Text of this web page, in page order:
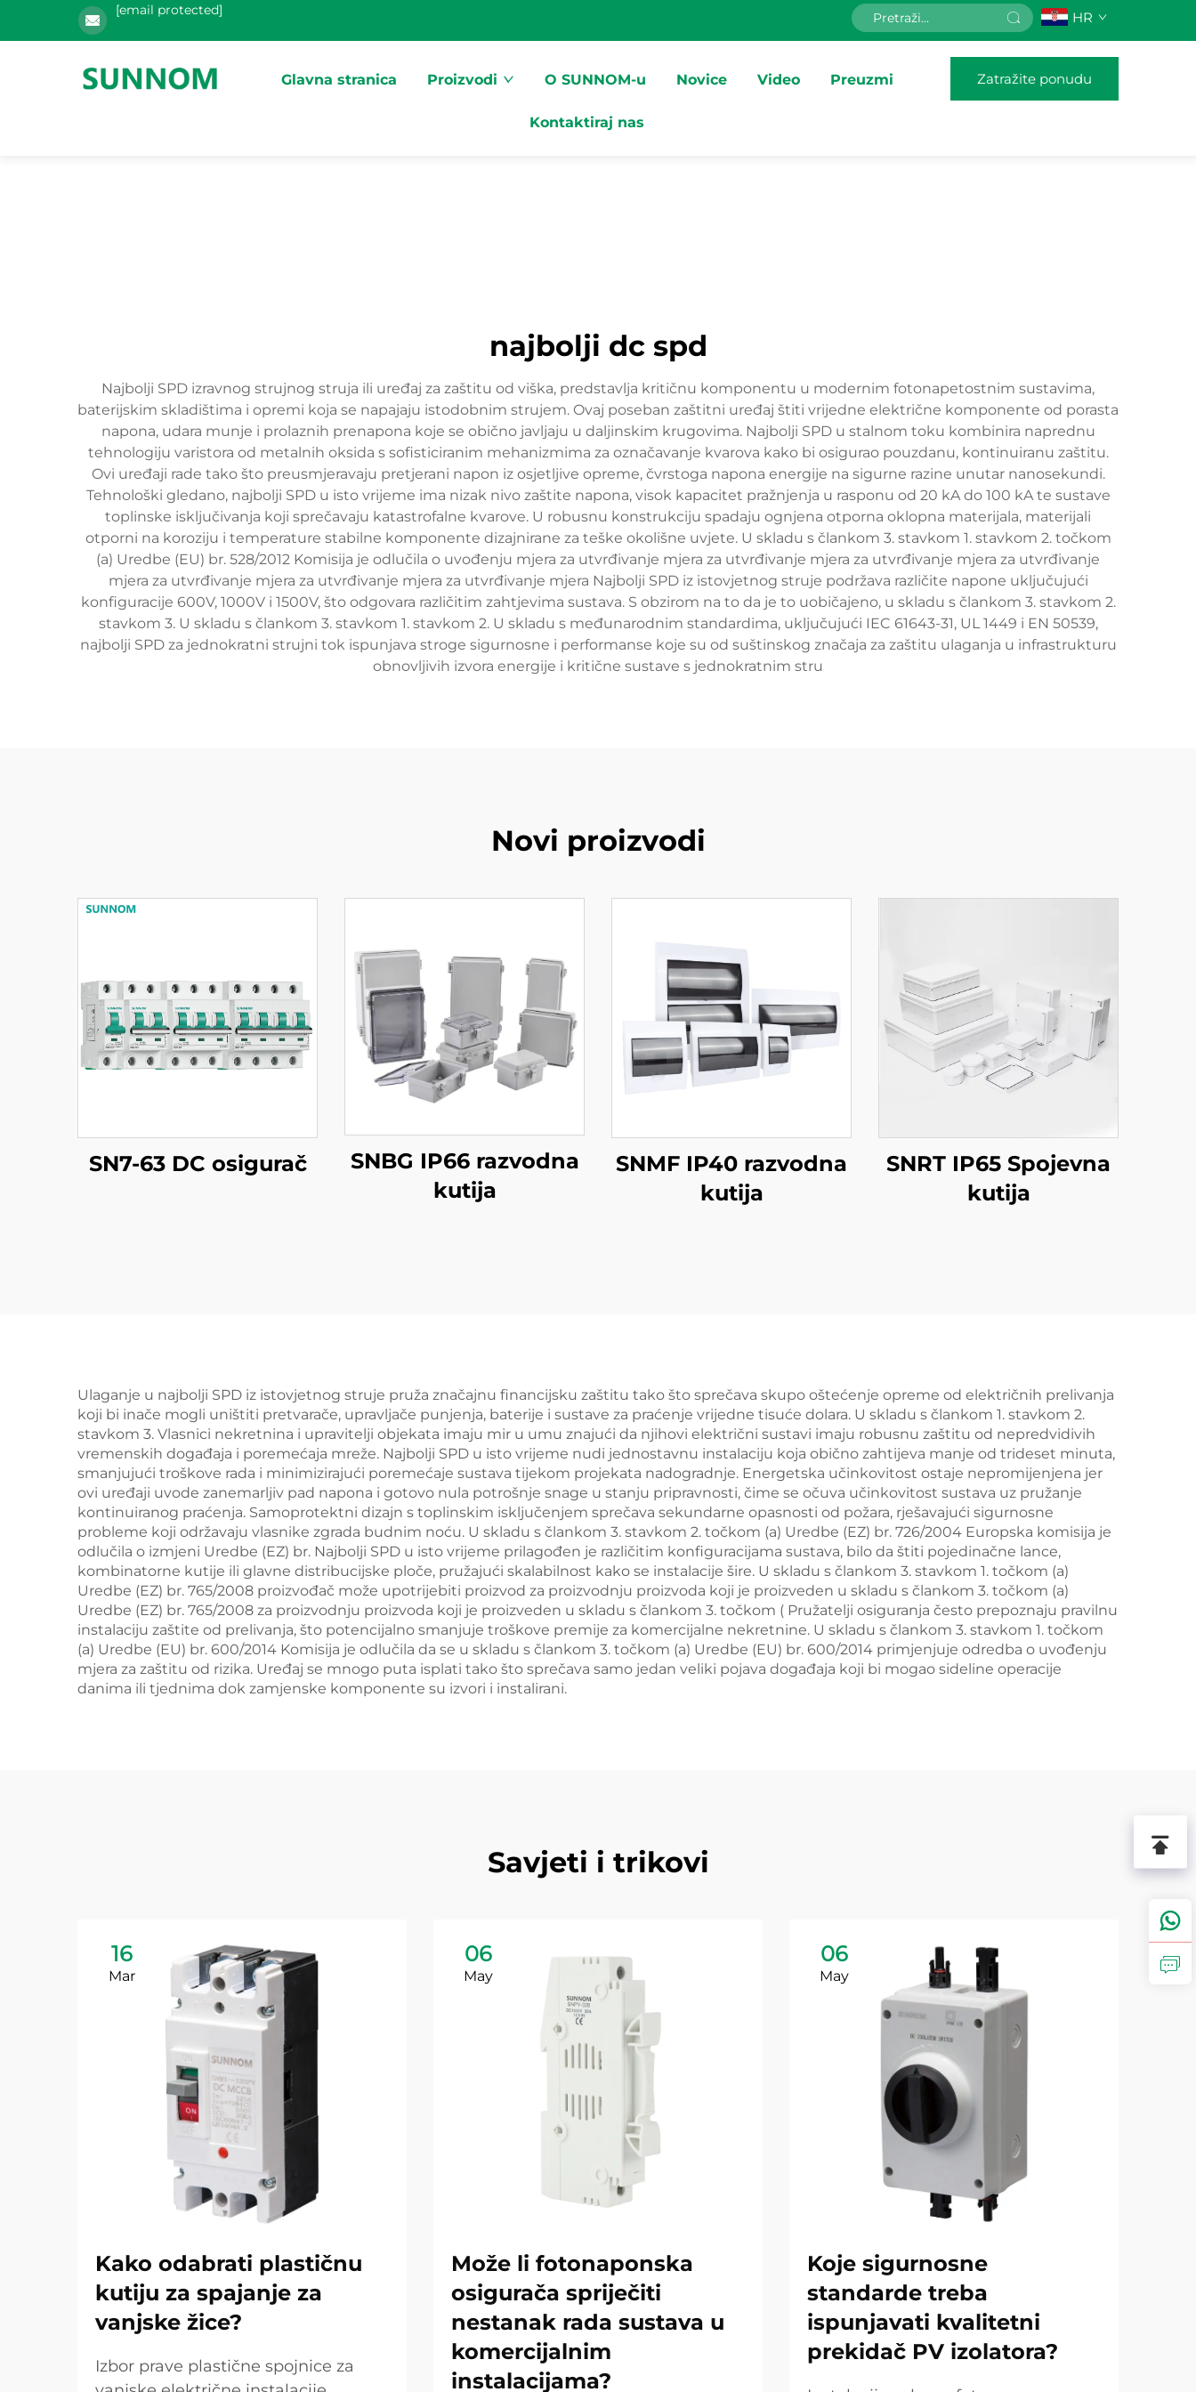
[email protected] HR
Glavna stranica Proizvodi O SUNNOM-u Novice Video Preuzmi
Kontaktiraj nas
Zatražite ponudu
najbolji dc spd
Najbolji SPD izravnog strujnog struja ili uređaj za zaštitu od viška, predstavlja kritičnu komponentu u modernim fotonapetostnim sustavima,
baterijskim skladištima i opremi koja se napajaju istodobnim strujem. Ovaj poseban zaštitni uređaj štiti vrijedne električne komponente od porasta
napona, udara munje i prolaznih prenapona koje se obično javljaju u daljinskim krugovima. Najbolji SPD u stalnom toku kombinira naprednu
tehnologiju varistora od metalnih oksida s sofisticiranim mehanizmima za označavanje kvarova kako bi osigurao pouzdanu, kontinuiranu zaštitu.
Ovi uređaji rade tako što preusmjeravaju pretjerani napon iz osjetljive opreme, čvrstoga napona energije na sigurne razine unutar nanosekundi.
Tehnološki gledano, najbolji SPD u isto vrijeme ima nizak nivo zaštite napona, visok kapacitet pražnjenja u rasponu od 20 kA do 100 kA te sustave
toplinske isključivanja koji sprečavaju katastrofalne kvarove. U robusnu konstrukciju spadaju ognjena otporna oklopna materijala, materijali
otporni na koroziju i temperature stabilne komponente dizajnirane za teške okolišne uvjete. U skladu s člankom 3. stavkom 1. stavkom 2. točkom
(a) Uredbe (EU) br. 528/2012 Komisija je odlučila o uvođenju mjera za utvrđivanje mjera za utvrđivanje mjera za utvrđivanje mjera za utvrđivanje
mjera za utvrđivanje mjera za utvrđivanje mjera za utvrđivanje mjera Najbolji SPD iz istovjetnog struje podržava različite napone uključujući
konfiguracije 600V, 1000V i 1500V, što odgovara različitim zahtjevima sustava. S obzirom na to da je to uobičajeno, u skladu s člankom 3. stavkom 2.
stavkom 3. U skladu s člankom 3. stavkom 1. stavkom 2. U skladu s međunarodnim standardima, uključujući IEC 61643-31, UL 1449 i EN 50539,
najbolji SPD za jednokratni strujni tok ispunjava stroge sigurnosne i performanse koje su od suštinskog značaja za zaštitu ulaganja u infrastrukturu
obnovljivih izvora energije i kritične sustave s jednokratnim stru
Novi proizvodi
SN7-63 DC osigurač
SNBG IP66 razvodna
kutija
SNMF IP40 razvodna
kutija
SNRT IP65 Spojevna
kutija
Ulaganje u najbolji SPD iz istovjetnog struje pruža značajnu financijsku zaštitu tako što sprečava skupo oštećenje opreme od električnih prelivanja
koji bi inače mogli uništiti pretvarače, upravljače punjenja, baterije i sustave za praćenje vrijedne tisuće dolara. U skladu s člankom 1. stavkom 2.
stavkom 3. Vlasnici nekretnina i upravitelji objekata imaju mir u umu znajući da njihovi električni sustavi imaju robusnu zaštitu od nepredvidivih
vremenskih događaja i poremećaja mreže. Najbolji SPD u isto vrijeme nudi jednostavnu instalaciju koja obično zahtijeva manje od trideset minuta,
smanjujući troškove rada i minimizirajući poremećaje sustava tijekom projekata nadogradnje. Energetska učinkovitost ostaje nepromijenjena jer
ovi uređaji uvode zanemarljiv pad napona i gotovo nula potrošnje snage u stanju pripravnosti, čime se očuva učinkovitost sustava uz pružanje
kontinuiranog praćenja. Samoprotektni dizajn s toplinskim isključenjem sprečava sekundarne opasnosti od požara, rješavajući sigurnosne
probleme koji održavaju vlasnike zgrada budnim noću. U skladu s člankom 3. stavkom 2. točkom (a) Uredbe (EZ) br. 726/2004 Europska komisija je
odlučila o izmjeni Uredbe (EZ) br. Najbolji SPD u isto vrijeme prilagođen je različitim konfiguracijama sustava, bilo da štiti pojedinačne lance,
kombinatorne kutije ili glavne distribucijske ploče, pružajući skalabilnost kako se instalacije šire. U skladu s člankom 3. stavkom 1. točkom (a)
Uredbe (EZ) br. 765/2008 proizvođač može upotrijebiti proizvod za proizvodnju proizvoda koji je proizveden u skladu s člankom 3. točkom (a)
Uredbe (EZ) br. 765/2008 za proizvodnju proizvoda koji je proizveden u skladu s člankom 3. točkom ( Pružatelji osiguranja često prepoznaju pravilnu
instalaciju zaštite od prelivanja, što potencijalno smanjuje troškove premije za komercijalne nekretnine. U skladu s člankom 3. stavkom 1. točkom
(a) Uredbe (EU) br. 600/2014 Komisija je odlučila da se u skladu s člankom 3. točkom (a) Uredbe (EU) br. 600/2014 primjenjuje odredba o uvođenju
mjera za zaštitu od rizika. Uređaj se mnogo puta isplati tako što sprečava samo jedan veliki pojava događaja koji bi mogao sideline operacije
danima ili tjednima dok zamjenske komponente su izvori i instalirani.
Savjeti i trikovi
16
Mar
Kako odabrati plastičnu
kutiju za spajanje za
vanjske žice?
Izbor prave plastične spojnice za
06
May
Može li fotonaponska
osigurača spriječiti
nestanak rada sustava u
komercijalnim
instalacijama?
06
May
Koje sigurnosne
standarde treba
ispunjavati kvalitetni
prekidač PV izolatora?